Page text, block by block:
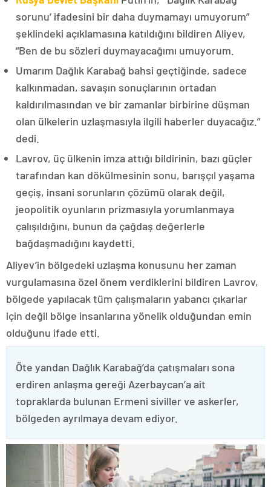
sorunu’ ifadesini bir daha duymamayı umuyorum”
şeklindeki açıklamasına katıldığını bildiren Aliyev,
“Ben de bu sözleri duymayacağımı umuyorum.
Umarım Dağlık Karabağ bahsi geçtiğinde, sadece
kalkınmadan, savaşın sonuçlarının ortadan
kaldırılmasından ve bir zamanlar birbirine düşman
olan ülkelerin uzlaşmasıyla ilgili haberler duyacağız.”
dedi.
Lavrov, üç ülkenin imza attığı bildirinin, bazı güçler
tarafından kan dökülmesinin sonu, barışçıl yaşama
geçiş, insani sorunların çözümü olarak değil,
jeopolitik oyunların prizmasıyla yorumlanmaya
çalışıldığını, bunun da çağdaş değerlerle
bağdaşmadığını kaydetti.
Aliyev’in bölgedeki uzlaşma konusunu her zaman
vurgulamasına özel önem verdiklerini bildiren Lavrov,
bölgede yapılacak tüm çalışmaların yabancı çıkarlar
için değil bölge insanlarına yönelik olduğundan emin
olduğunu ifade etti.
Öte yandan Dağlık Karabağ’da çatışmaları sona
erdiren anlaşma gereği Azerbaycan’a ait
topraklarda bulunan Ermeni siviller ve askerler,
bölgeden ayrılmaya devam ediyor.